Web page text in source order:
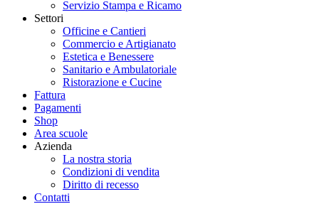
Servizio Stampa e Ricamo
Settori
Officine e Cantieri
Commercio e Artigianato
Estetica e Benessere
Sanitario e Ambulatoriale
Ristorazione e Cucine
Fattura
Pagamenti
Shop
Area scuole
Azienda
La nostra storia
Condizioni di vendita
Diritto di recesso
Contatti